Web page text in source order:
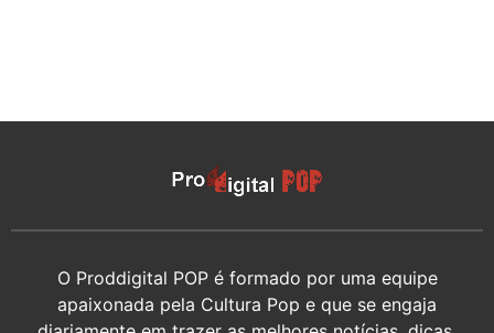
O Proddigital POP é formado por uma equipe
apaixonada pela Cultura Pop e que se engaja